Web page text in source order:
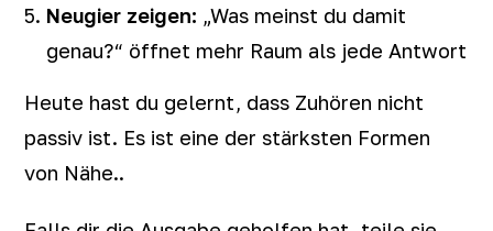
Neugier zeigen: „Was meinst du damit
genau?“ öffnet mehr Raum als jede Antwort
Heute hast du gelernt, dass Zuhören nicht
passiv ist. Es ist eine der stärksten Formen
von Nähe..